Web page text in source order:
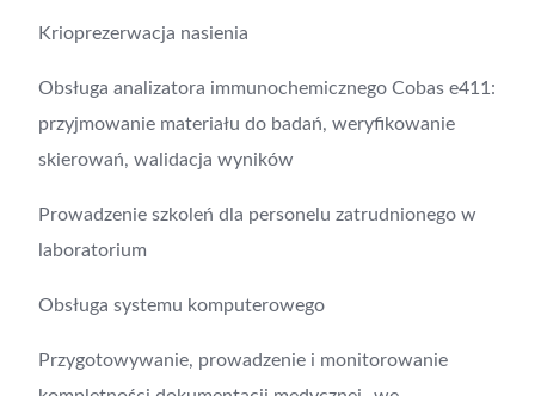
Krioprezerwacja nasienia
Obsługa analizatora immunochemicznego Cobas e411:
przyjmowanie materiału do badań, weryfikowanie
skierowań, walidacja wyników
Prowadzenie szkoleń dla personelu zatrudnionego w
laboratorium
Obsługa systemu komputerowego
Przygotowywanie, prowadzenie i monitorowanie